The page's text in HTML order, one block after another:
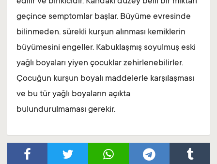
geçince semptomlar başlar. Büyüme evresinde
bilinmeden. sürekli kurşun alınması kemiklerin
büyümesini engeller. Kabuklaşmış soyulmuş eski
yağlı boyaları yiyen çocuklar zehirlenebilirler.
Çocuğun kurşun boyalı maddelerle karşılaşması
ve bu tür yağlı boyaların açıkta
bulundurulmaması gerekir.